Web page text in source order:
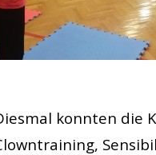
konnten die